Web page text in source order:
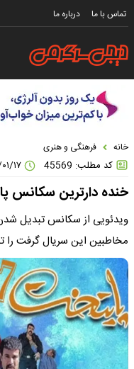
تماس با ما درباره ما
خانه فرهنگی و هنری
کد مطلب: 45569
خنده دارترین سکانس پایتخت 7 از نظر
ویدئویی از سکانس تبدیل
مخاطبین این سریال گرفت را